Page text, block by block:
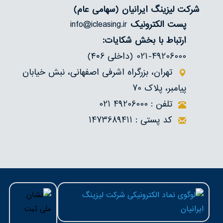
درباره‌ما
شرکت لیزینگ ایرانیان (سهامی عام)
پست الکترونیک
ارتباط با بخش شکایات:
021-49206000 (داخلی ۴۰6)
تهران، بزرگراه اشرفی اصفهانی، نبش خیابان
پیامبر، پلاک 70
تلفن : 49206000 021
کد پستی : 1473689411